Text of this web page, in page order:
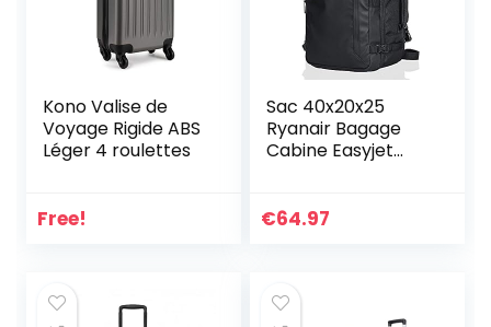
Kono Valise de
Voyage Rigide ABS
Léger 4 roulettes
Free!
Sac 40x20x25
Ryanair Bagage
Cabine Easyjet
€64.97